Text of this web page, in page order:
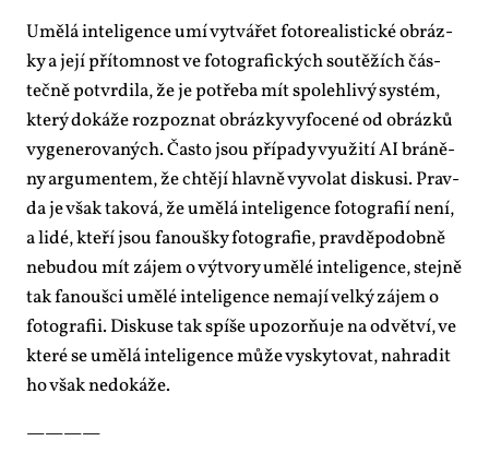
Umě­lá in­te­li­gen­ce umí vy­tvá­řet fo­to­re­a­lis­tic­ké ob­ráz­
ky a je­jí pří­tom­nost ve fo­to­gra­fic­kých sou­tě­žích čás­
teč­ně po­tvr­di­la, že je po­tře­ba mít spo­leh­li­vý sys­tém,
kte­rý do­ká­že roz­po­znat ob­ráz­ky vy­fo­ce­né od ob­ráz­ků
vy­ge­ne­ro­va­ných. Čas­to jsou pří­pa­dy vy­u­ži­tí AI brá­ně­
ny ar­gu­men­tem, že chtě­jí hlav­ně vy­vo­lat dis­ku­si. Prav­
da je však ta­ko­vá, že umě­lá in­te­li­gen­ce fo­to­gra­fií ne­ní,
a li­dé, kte­ří jsou fa­nouš­ky fo­to­gra­fie, prav­dě­po­dob­ně
ne­bu­dou mít zá­jem o vý­tvo­ry umě­lé in­te­li­gen­ce, stej­ně
tak fa­nouš­ci umě­lé in­te­li­gen­ce ne­ma­jí vel­ký zá­jem o
fo­to­gra­fii. Dis­ku­se tak spí­še upo­zor­ňu­je na od­vět­ví, ve
kte­ré se umě­lá in­te­li­gen­ce mů­že vy­sky­to­vat, na­hra­dit
ho však ne­do­ká­že.
————